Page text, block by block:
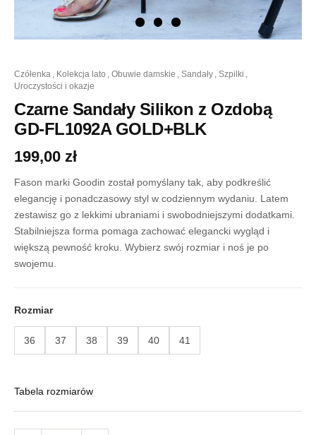
czółenka , kolekcja lato , obuwie damskie , sandały , szpilki ,
uroczystości i okazje
Czarne Sandały Silikon z Ozdobą
GD-FL1092A GOLD+BLK
199,00 zł
Fason marki Goodin został pomyślany tak, aby podkreślić
elegancję i ponadczasowy styl w codziennym wydaniu. Latem
zestawisz go z lekkimi ubraniami i swobodniejszymi dodatkami.
Stabilniejsza forma pomaga zachować elegancki wygląd i
większą pewność kroku. Wybierz swój rozmiar i noś je po
swojemu.
Rozmiar
36 37 38 39 40 41
Tabela rozmiarów
Czarne
Sandały
Silikon
z
Ozdobą
FL1092A